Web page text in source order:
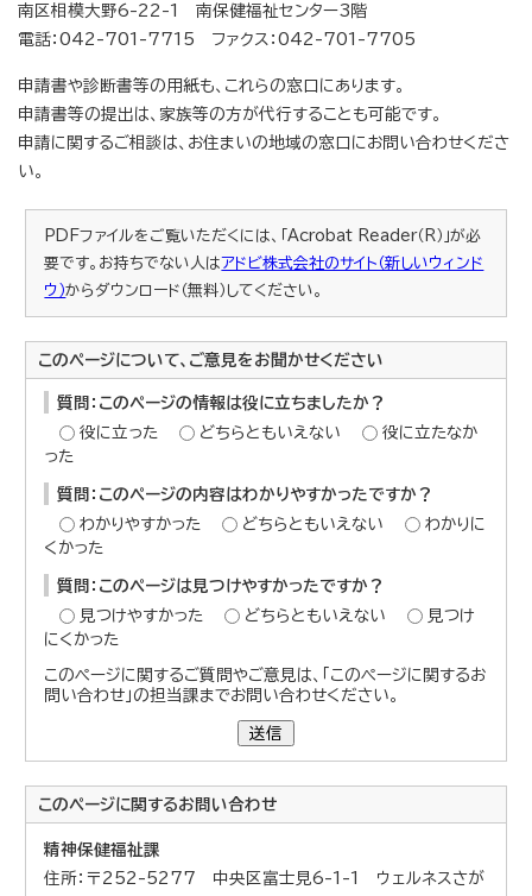
南区相模大野6-22-1 南保健福祉センター3階
電話：042-701-7715 ファクス：042-701-7705
申請書や診断書等の用紙も、これらの窓口にあります。
申請書等の提出は、家族等の方が代行することも可能です。
申請に関するご相談は、お住まいの地域の窓口にお問い合わせくださ
い。
PDFファイルをご覧いただくには、「Acrobat Reader（R）」が必
要です。お持ちでない人はアドビ株式会社のサイト（新しいウィンド
ウ）からダウンロード（無料）してください。
このページについて、ご意見をお聞かせください
質問：このページの情報は役に立ちましたか？
役に立った
どちらともいえない
役に立たなか
った
質問：このページの内容はわかりやすかったですか？
わかりやすかった
どちらともいえない
わかりに
くかった
質問：このページは見つけやすかったですか？
見つけやすかった
どちらともいえない
見つけ
にくかった
このページに関するご質問やご意見は、「このページに関するお
問い合わせ」の担当課までお問い合わせください。
送信
このページに関するお問い合わせ
精神保健福祉課
住所：〒252-5277 中央区富士見6-1-1 ウェルネスさが